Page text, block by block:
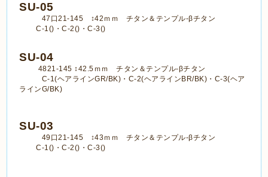
SU-05
47口21-145 ↕42ｍｍ チタン＆テンプル-βチタン
C-1()・C-2()・C-3()
SU-04
4821-145 ↕42.5ｍｍ チタン＆テンプル-βチタン
C-1(ヘアラインGR/BK)・C-2(ヘアラインBR/BK)・C-3(ヘア
ラインG/BK)
SU-03
49口21-145 ↕43ｍｍ チタン＆テンプル-βチタン
C-1()・C-2()・C-3()